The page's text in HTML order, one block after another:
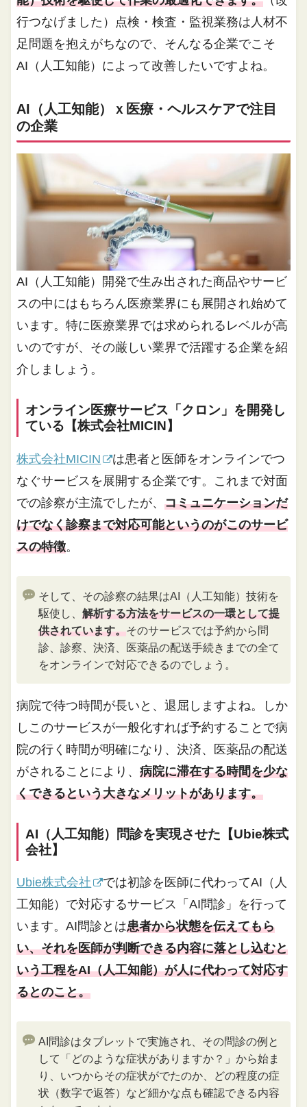
行つなげました）点検・検査・監視業務は人材不
足問題を抱えがちなので、そんなる企業でこそ
AI（人工知能）によって改善したいですよね。
AI（人工知能）ｘ医療・ヘルスケアで注目
の企業
AI（人工知能）開発で生み出された商品やサービ
スの中にはもちろん医療業界にも展開され始めて
います。特に医療業界では求められるレベルが高
いのですが、その厳しい業界で活躍する企業を紹
介しましょう。
オンライン医療サービス「クロン」を開発し
ている【株式会社MICIN】
株式会社MICIN
は患者と医師をオンラインでつ
なぐサービスを展開する企業です。これまで対面
での診察が主流でしたが、コミュニケーションだ
けでなく診察まで対応可能というのがこのサービ
スの特徴。
そして、その診察の結果はAI（人工知能）技術を
駆使し、解析する方法をサービスの一環として提
供されています。そのサービスでは予約から問
診、診察、決済、医薬品の配送手続きまでの全て
をオンラインで対応できるのでしょう。
病院で待つ時間が長いと、退屈しますよね。しか
しこのサービスが一般化すれば予約することで病
院の行く時間が明確になり、決済、医薬品の配送
がされることにより、病院に滞在する時間を少な
くできるという大きなメリットがあります。
AI（人工知能）問診を実現させた【Ubie株式
会社】
Ubie株式会社
では初診を医師に代わってAI（人
工知能）で対応するサービス「AI問診」を行って
います。AI問診とは患者から状態を伝えてもら
い、それを医師が判断できる内容に落とし込むと
いう工程をAI（人工知能）が人に代わって対応す
るとのこと。
AI問診はタブレットで実施され、その問診の例と
して「どのような症状がありますか？」から始ま
り、いつからその症状がでたのか、どの程度の症
状（数字で返答）など細かな点も確認できる内容